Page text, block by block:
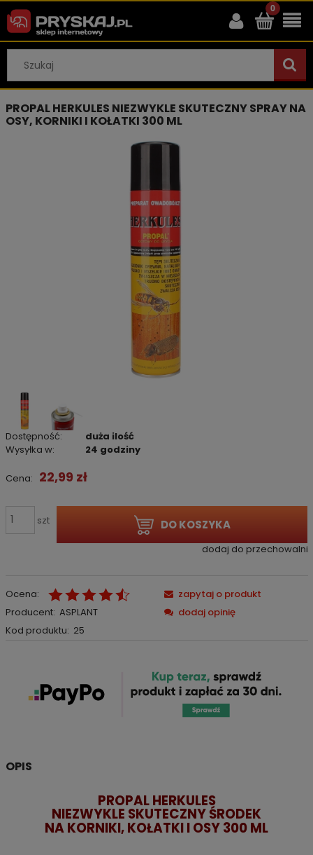
PROPAL HERKULES NIEZWYKLE SKUTECZNY SPRAY NA
OSY, KORNIKI I KOŁATKI 300 ML
Dostępność:
duża ilość
Wysyłka w:
24 godziny
Cena: 22,99 zł
szt DO KOSZYKA
dodaj do przechowalni
Ocena:
Producent: ASPLANT
Kod produktu: 25
zapytaj o produkt
dodaj opinię
OPIS
PROPAL HERKULES
NIEZWYKLE SKUTECZNY ŚRODEK
NA KORNIKI, KOŁATKI I OSY 300 ML